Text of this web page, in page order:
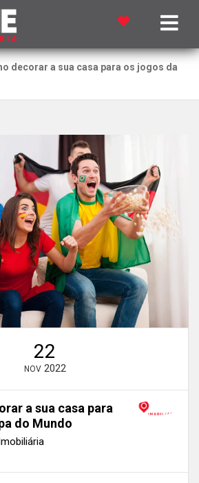
decorar a sua casa para os jogos da
22
NOV 2022
a sua casa para
do Mundo